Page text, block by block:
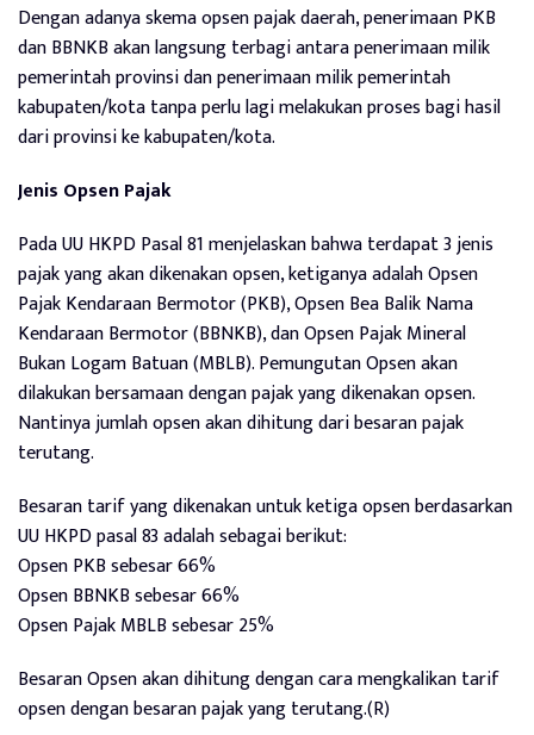
Dengan adanya skema opsen pajak daerah, penerimaan PKB
dan BBNKB akan langsung terbagi antara penerimaan milik
pemerintah provinsi dan penerimaan milik pemerintah
kabupaten/kota tanpa perlu lagi melakukan proses bagi hasil
dari provinsi ke kabupaten/kota.
Jenis Opsen Pajak
Pada UU HKPD Pasal 81 menjelaskan bahwa terdapat 3 jenis
pajak yang akan dikenakan opsen, ketiganya adalah Opsen
Pajak Kendaraan Bermotor (PKB), Opsen Bea Balik Nama
Kendaraan Bermotor (BBNKB), dan Opsen Pajak Mineral
Bukan Logam Batuan (MBLB). Pemungutan Opsen akan
dilakukan bersamaan dengan pajak yang dikenakan opsen.
Nantinya jumlah opsen akan dihitung dari besaran pajak
terutang.
Besaran tarif yang dikenakan untuk ketiga opsen berdasarkan
UU HKPD pasal 83 adalah sebagai berikut:
Opsen PKB sebesar 66%
Opsen BBNKB sebesar 66%
Opsen Pajak MBLB sebesar 25%
Besaran Opsen akan dihitung dengan cara mengkalikan tarif
opsen dengan besaran pajak yang terutang.(R)